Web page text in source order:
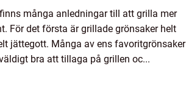
många anledningar till att grilla mer
För det första är grillade grönsaker helt
jättegott. Många av ens favoritgrönsaker
bra att tillaga på grillen oc...